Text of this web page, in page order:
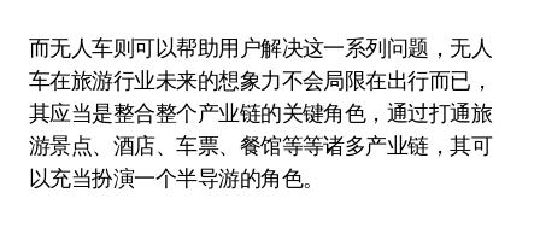
而无人车则可以帮助用户解决这一系列问题，无人
车在旅游行业未来的想象力不会局限在出行而已，
其应当是整合整个产业链的关键角色，通过打通旅
游景点、酒店、车票、餐馆等等诸多产业链，其可
以充当扮演一个半导游的角色。